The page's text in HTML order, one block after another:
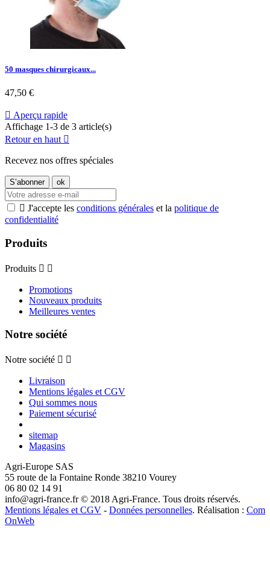
50 masques chirurgicaux...
Prix
47,50 €
 Aperçu rapide
Affichage 1-3 de 3 article(s)
Retour en haut 
Recevez nos offres spéciales
 J'accepte les conditions générales et la politique de
confidentialité
Produits
Produits  
Promotions
Nouveaux produits
Meilleures ventes
Notre société
Notre société  
Livraison
Mentions légales et CGV
Qui sommes nous
Paiement sécurisé
sitemap
Magasins
Agri-Europe SAS
55 route de la Fontaine Ronde 38210 Vourey
06 80 02 14 91
info@agri-france.fr © 2018 Agri-France. Tous droits réservés.
Mentions légales et CGV - Données personnelles. Réalisation : Com
OnWeb